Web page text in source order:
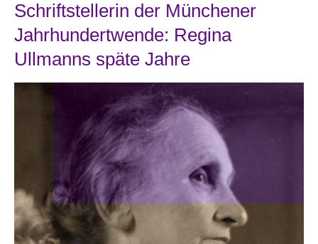
Schriftstellerin der Münchener
Jahrhundertwende: Regina
Ullmanns späte Jahre